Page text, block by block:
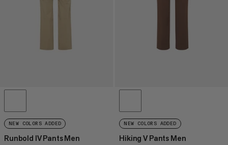
NEW COLORS ADDED
Runbold IV Pants Men
NEW COLORS ADDED
Hiking V Pants Men